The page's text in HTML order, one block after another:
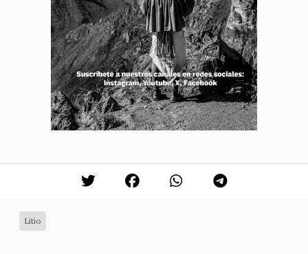
Litio